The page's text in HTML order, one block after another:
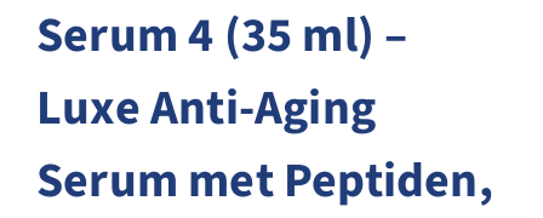
Serum 4 (35 ml) –
Luxe Anti-Aging
Serum met Peptiden,